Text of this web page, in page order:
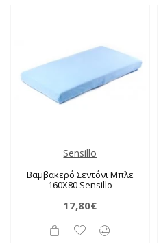
Sensillo
Βαμβακερό Σεντόνι Μπλε
160X80 Sensillo
17,80€